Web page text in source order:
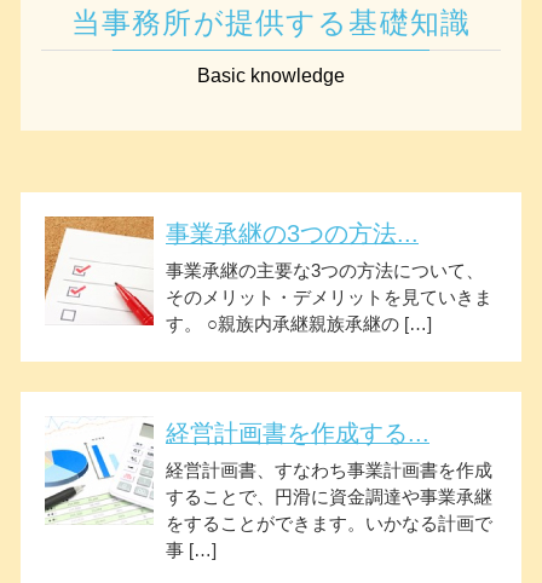
当事務所が提供する基礎知識
Basic knowledge
事業承継の3つの方法...
事業承継の主要な3つの方法について、
そのメリット・デメリットを見ていきま
す。 ○親族内承継親族承継の […]
経営計画書を作成する...
経営計画書、すなわち事業計画書を作成
することで、円滑に資金調達や事業承継
をすることができます。いかなる計画で
事 […]